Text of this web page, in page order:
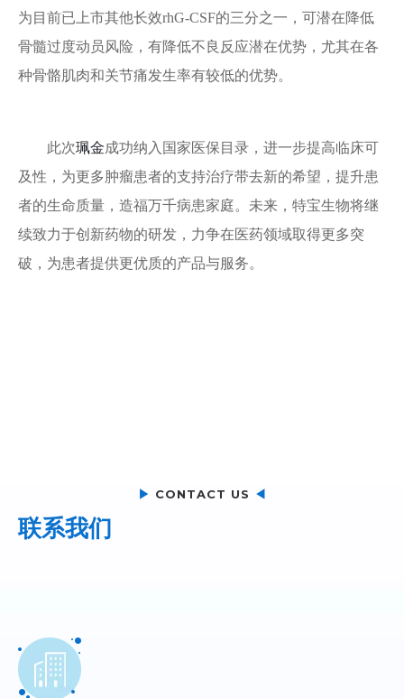
为目前已上市其他长效rhG-CSF的三分之一，可潜在降低
骨髓过度动员风险，有降低不良反应潜在优势，尤其在各
种骨骼肌肉和关节痛发生率有较低的优势。
此次珮金成功纳入国家医保目录，进一步提高临床可
及性，为更多肿瘤患者的支持治疗带去新的希望，提升患
者的生命质量，造福万千病患家庭。未来，特宝生物将继
续致力于创新药物的研发，力争在医药领域取得更多突
破，为患者提供更优质的产品与服务。
▶ CONTACT US ◀
联系我们